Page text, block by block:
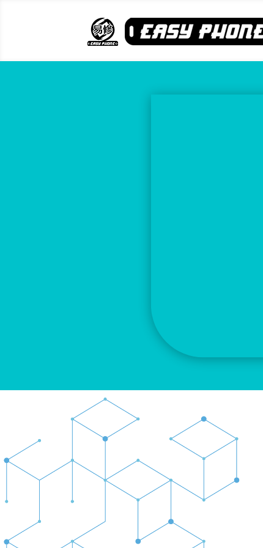
Información adicional
LONGITUD